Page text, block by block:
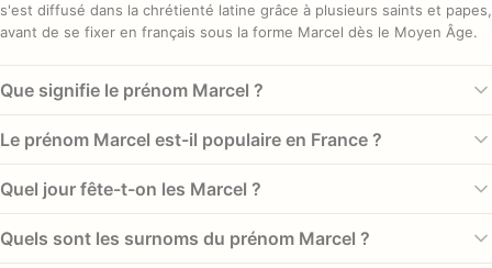
s'est diffusé dans la chrétienté latine grâce à plusieurs saints et papes,
avant de se fixer en français sous la forme Marcel dès le Moyen Âge.
Que signifie le prénom Marcel ?
apportant une nuance affectueuse. Par sa racine liée à Mars, dieu de la
guerre mais aussi du printemps, il porte l'idée de vigueur et de
renouveau. Un sens à la fois martial et tendre.
Le prénom Marcel est-il populaire en France ?
là, pour un total historique de 469 696 naissances. Longtemps
délaissé, il revient aujourd'hui : en 2022, il se classe au rang #222 en
France, porté par la mode des prénoms anciens.
Quel jour fête-t-on les Marcel ?
Paris, évêque de la ville aux IVe-Ve siècles. D'autres saints portant ce
Quels sont les surnoms du prénom Marcel ?